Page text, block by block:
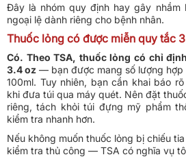
Đây là nhóm quy định hay gây nhầm
ngoại lệ dành riêng cho bệnh nhân.
Thuốc lỏng có được miễn quy tắc
Có. Theo TSA, thuốc lỏng có chỉ
3.4 oz — bạn được mang số lượng
100ml. Tuy nhiên, bạn cần khai báo
khi đưa túi qua máy quét. Nên đặt
riêng, tách khỏi túi đựng mỹ phẩm
kiểm tra nhanh hơn.
Nếu không muốn thuốc lỏng bị chiếu
kiểm tra thủ công — TSA có nghĩa vụ